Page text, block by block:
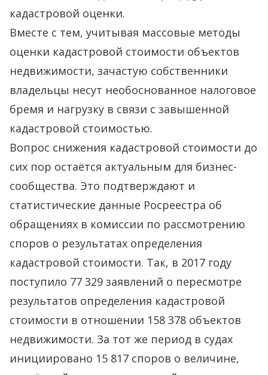
кадастровой оценки.
Вместе с тем, учитывая массовые методы
оценки кадастровой стоимости объектов
недвижимости, зачастую собственники
владельцы несут необоснованное налоговое
бремя и нагрузку в связи с завышенной
кадастровой стоимостью.
Вопрос снижения кадастровой стоимости до
сих пор остаётся актуальным для бизнес-
сообщества. Это подтверждают и
статистические данные Росреестра об
обращениях в комиссии по рассмотрению
споров о результатах определения
кадастровой стоимости. Так, в 2017 году
поступило 77 329 заявлений о пересмотре
результатов определения кадастровой
стоимости в отношении 158 378 объектов
недвижимости. За тот же период в судах
инициировано 15 817 споров о величине,